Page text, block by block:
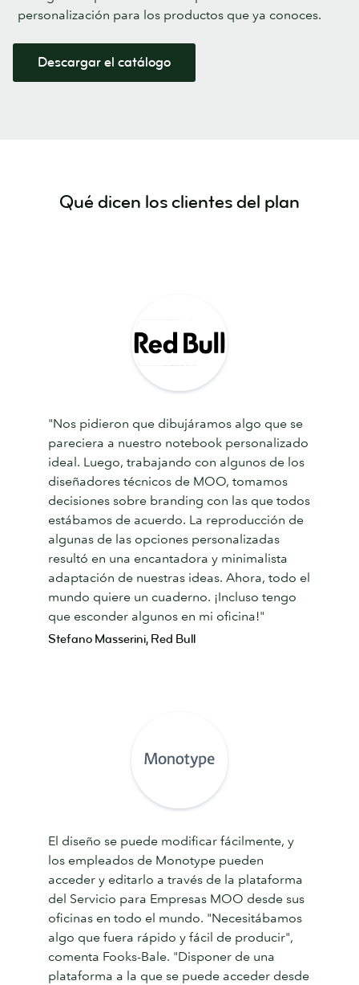
personalización para los productos que ya conoces.
Descargar el catálogo
Qué dicen los clientes del plan
"Nos pidieron que dibujáramos algo que se
pareciera a nuestro notebook personalizado
ideal. Luego, trabajando con algunos de los
diseñadores técnicos de MOO, tomamos
decisiones sobre branding con las que todos
estábamos de acuerdo. La reproducción de
algunas de las opciones personalizadas
resultó en una encantadora y minimalista
adaptación de nuestras ideas. Ahora, todo el
mundo quiere un cuaderno. ¡Incluso tengo
que esconder algunos en mi oficina!"
Stefano Masserini, Red Bull
El diseño se puede modificar fácilmente, y
los empleados de Monotype pueden
acceder y editarlo a través de la plataforma
del Servicio para Empresas MOO desde sus
oficinas en todo el mundo. "Necesitábamos
algo que fuera rápido y fácil de producir",
comenta Fooks-Bale. "Disponer de una
plataforma a la que se puede acceder desde